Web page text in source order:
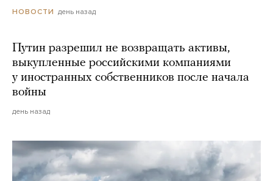
НОВОСТИ день назад
Путин разрешил не возвращать активы,
выкупленные российскими компаниями
у иностранных собственников после начала
войны
день назад